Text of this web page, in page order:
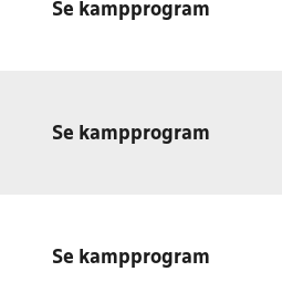
Se kampprogram
Se kampprogram
Se kampprogram